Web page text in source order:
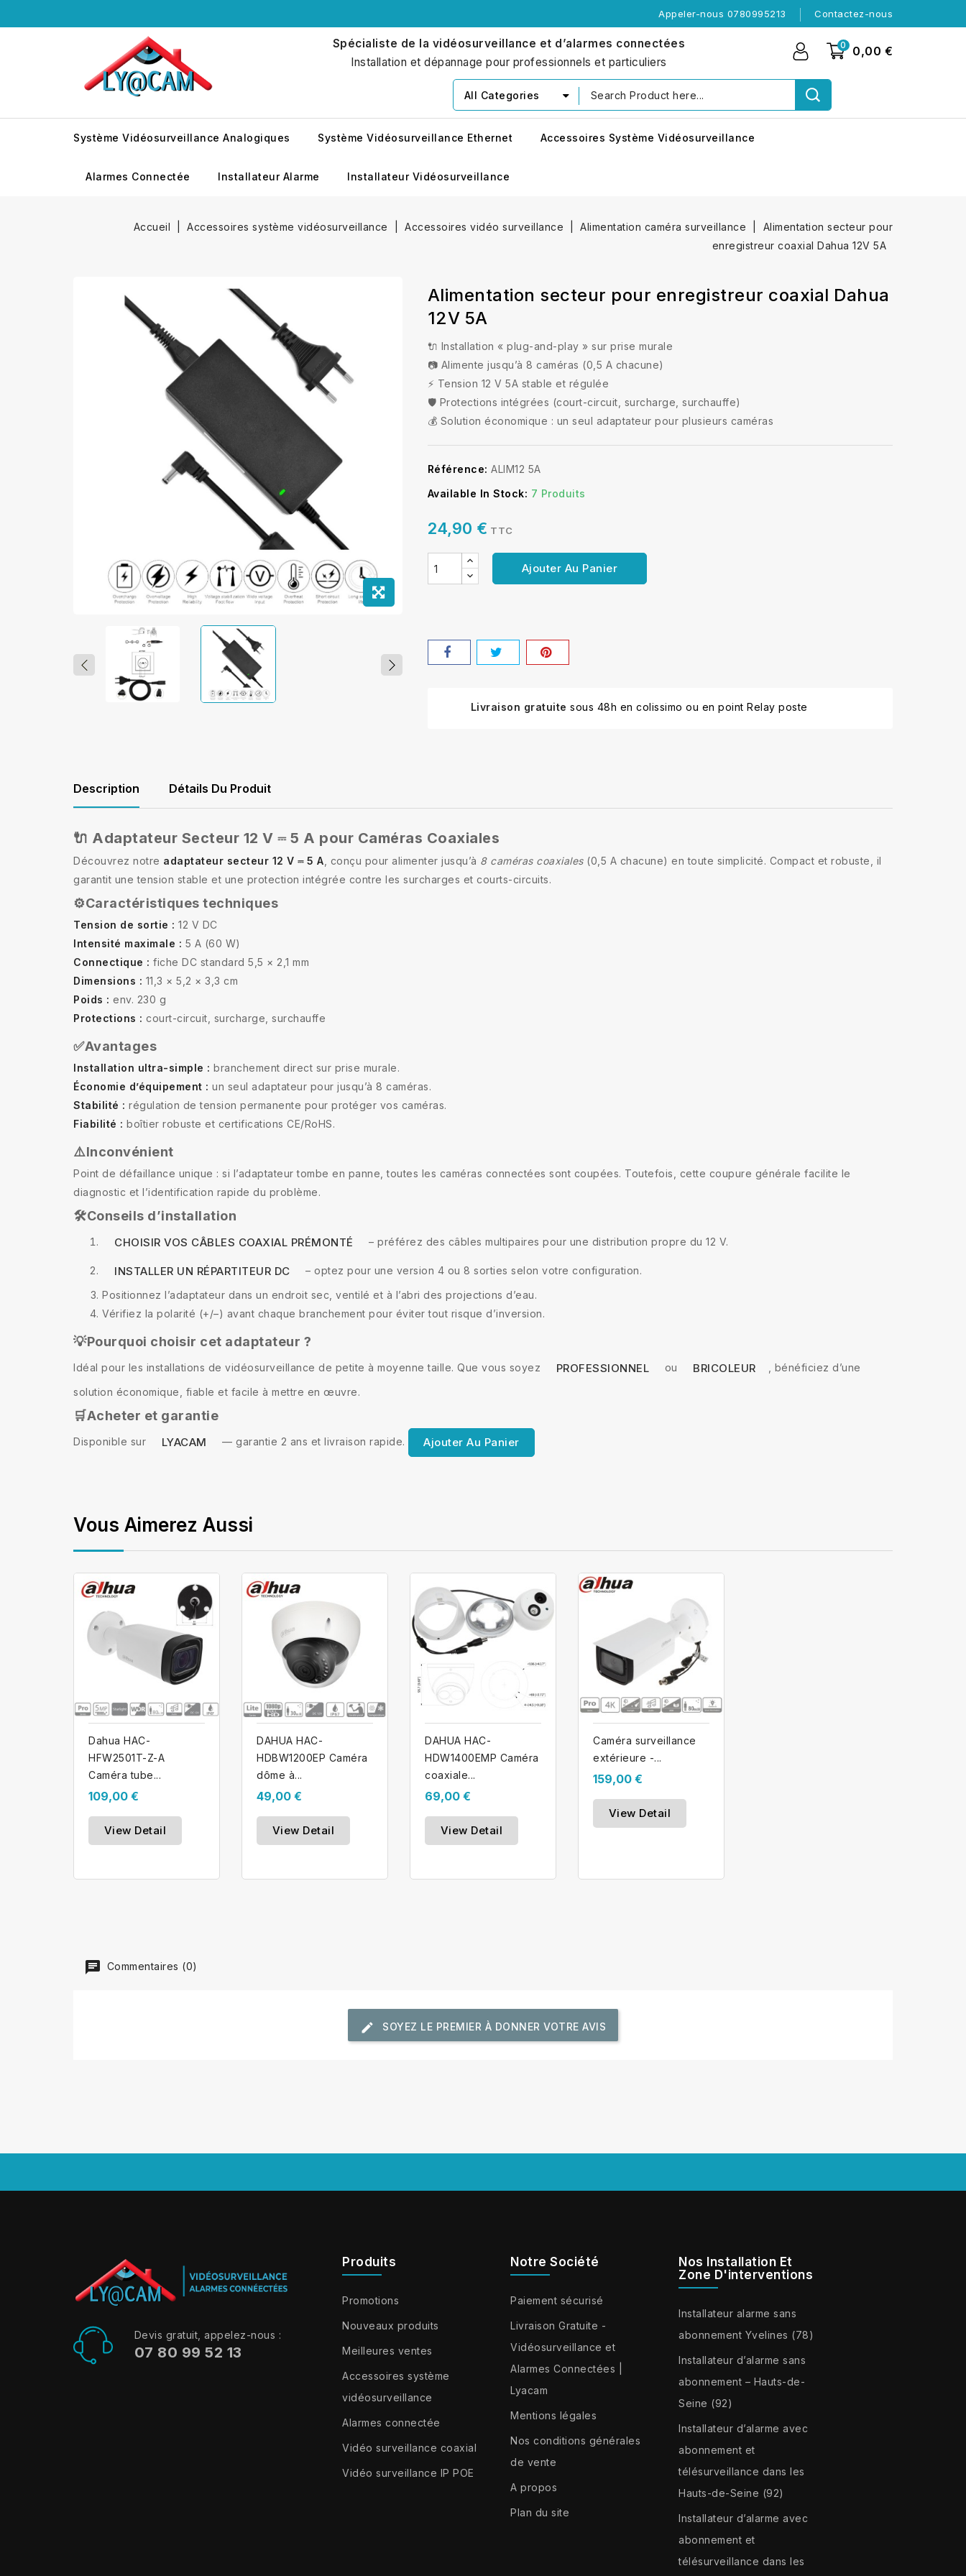
Appeler-nous 0780995213 Contactez-nous
0 0,00 €
Spécialiste de la vidéosurveillance et d’alarmes connectées
Installation et dépannage pour professionnels et particuliers
All Categories
Système Vidéosurveillance Analogiques Système Vidéosurveillance Ethernet Accessoires Système Vidéosurveillance
Alarmes Connectée Installateur Alarme Installateur Vidéosurveillance
Accueil Accessoires système vidéosurveillance Accessoires vidéo surveillance Alimentation caméra surveillance
Alimentation secteur pour
enregistreur coaxial Dahua 12V 5A
Alimentation secteur pour enregistreur coaxial Dahua
12V 5A
🔌 Installation « plug-and-play » sur prise murale
📷 Alimente jusqu’à 8 caméras (0,5 A chacune)
⚡ Tension 12 V 5A stable et régulée
🛡️ Protections intégrées (court-circuit, surcharge, surchauffe)
💰 Solution économique : un seul adaptateur pour plusieurs caméras
Référence: ALIM12 5A
Available In Stock: 7 Produits
24,90 € TTC
Ajouter Au Panier
Livraison gratuite sous 48h en colissimo ou en point Relay poste
Description Détails Du Produit
🔌 Adaptateur Secteur 12 V ⎓ 5 A pour Caméras Coaxiales
Découvrez notre adaptateur secteur 12 V ⎓ 5 A , conçu pour alimenter jusqu’à 8 caméras coaxiales(0,5 A chacune) en toute simplicité. Compact et robuste, il
garantit une tension stable et une protection intégrée contre les surcharges et courts-circuits.
⚙️Caractéristiques techniques
Tension de sortie : 12 V DC
Intensité maximale : 5 A (60 W)
Connectique : fiche DC standard 5,5 × 2,1 mm
Dimensions : 11,3 × 5,2 × 3,3 cm
Poids : env. 230 g
Protections : court-circuit, surcharge, surchauffe
✅Avantages
Installation ultra-simple : branchement direct sur prise murale.
Économie d’équipement : un seul adaptateur pour jusqu’à 8 caméras.
Stabilité : régulation de tension permanente pour protéger vos caméras.
Fiabilité : boîtier robuste et certifications CE/RoHS.
⚠️Inconvénient
Point de défaillance unique : si l’adaptateur tombe en panne, toutes les caméras connectées sont coupées. Toutefois, cette coupure générale facilite le
diagnostic et l’identification rapide du problème.
🛠️Conseils d’installation
CHOISIR VOS CÂBLES COAXIAL PRÉMONTÉ – préférez des câbles multipaires pour une distribution propre du 12 V.
INSTALLER UN RÉPARTITEUR DC – optez pour une version 4 ou 8 sorties selon votre configuration.
Positionnez l’adaptateur dans un endroit sec, ventilé et à l’abri des projections d’eau.
Vérifiez la polarité (+/–) avant chaque branchement pour éviter tout risque d’inversion.
💡Pourquoi choisir cet adaptateur ?
Idéal pour les installations de vidéosurveillance de petite à moyenne taille. Que vous soyez PROFESSIONNEL ou BRICOLEUR , bénéficiez d’une
solution économique, fiable et facile à mettre en œuvre.
🛒Acheter et garantie
Disponible sur LYACAM — garantie 2 ans et livraison rapide. Ajouter Au Panier
Vous Aimerez Aussi
Dahua HAC-
HFW2501T-Z-A
Caméra tube...
109,00 €
View Detail
DAHUA HAC-
HDBW1200EP Caméra
dôme à...
49,00 €
View Detail
DAHUA HAC-
HDW1400EMP Caméra
coaxiale...
69,00 €
View Detail
Caméra surveillance
extérieure -...
159,00 €
View Detail
Commentaires (0)
SOYEZ LE PREMIER À DONNER VOTRE AVIS
Devis gratuit, appelez-nous :
07 80 99 52 13
Produits
Promotions
Nouveaux produits
Meilleures ventes
Accessoires système
vidéosurveillance
Alarmes connectée
Vidéo surveillance coaxial
Vidéo surveillance IP POE
Notre Société
Paiement sécurisé
Livraison Gratuite -
Vidéosurveillance et
Alarmes Connectées |
Lyacam
Mentions légales
Nos conditions générales
de vente
A propos
Plan du site
Nos Installation Et
Zone D'interventions
Installateur alarme sans
abonnement Yvelines (78)
Installateur d’alarme sans
abonnement – Hauts-de-
Seine (92)
Installateur d’alarme avec
abonnement et
télésurveillance dans les
Hauts-de-Seine (92)
Installateur d’alarme avec
abonnement et
télésurveillance dans les